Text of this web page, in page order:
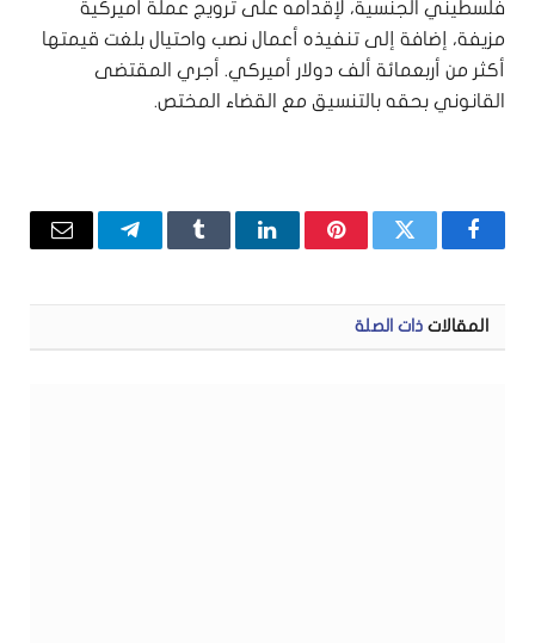
فلسطيني الجنسية، لإقدامه على ترويج عملة أميركية
مزيفة، إضافة إلى تنفيذه أعمال نصب واحتيال بلغت قيمتها
أكثر من أربعمائة ألف دولار أميركي. أجري المقتضى
القانوني بحقه بالتنسيق مع القضاء المختص.
فيسبوكتويتر بينتيريستلينكدإنTumblrتيلقرامالبريد
المقالات ذات الصلة